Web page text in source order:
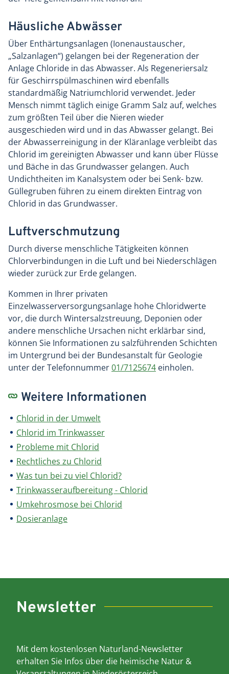
Häusliche Abwässer
Über Enthärtungsanlagen (Ionenaustauscher,
„Salzanlagen“) gelangen bei der Regeneration der
Anlage Chloride in das Abwasser. Als Regeneriersalz
für Geschirrspülmaschinen wird ebenfalls
standardmäßig Natriumchlorid verwendet. Jeder
Mensch nimmt täglich einige Gramm Salz auf, welches
zum größten Teil über die Nieren wieder
ausgeschieden wird und in das Abwasser gelangt. Bei
der Abwasserreinigung in der Kläranlage verbleibt das
Chlorid im gereinigten Abwasser und kann über Flüsse
und Bäche in das Grundwasser gelangen. Auch
Undichtheiten im Kanalsystem oder bei Senk- bzw.
Güllegruben führen zu einem direkten Eintrag von
Chlorid in das Grundwasser.
Luftverschmutzung
Durch diverse menschliche Tätigkeiten können
Chlorverbindungen in die Luft und bei Niederschlägen
wieder zurück zur Erde gelangen.
Kommen in Ihrer privaten
Einzelwasserversorgungsanlage hohe Chloridwerte
vor, die durch Wintersalzstreuung, Deponien oder
andere menschliche Ursachen nicht erklärbar sind,
können Sie Informationen zu salzführenden Schichten
im Untergrund bei der Bundesanstalt für Geologie
unter der Telefonnummer01/7125674 einholen.
Weitere Informationen
Chlorid in der Umwelt
Chlorid im Trinkwasser
Probleme mit Chlorid
Rechtliches zu Chlorid
Was tun bei zu viel Chlorid?
Trinkwasseraufbereitung - Chlorid
Umkehrosmose bei Chlorid
Dosieranlage
Newsletter
Mit dem kostenlosen Naturland-Newsletter
erhalten Sie Infos über die heimische Natur &